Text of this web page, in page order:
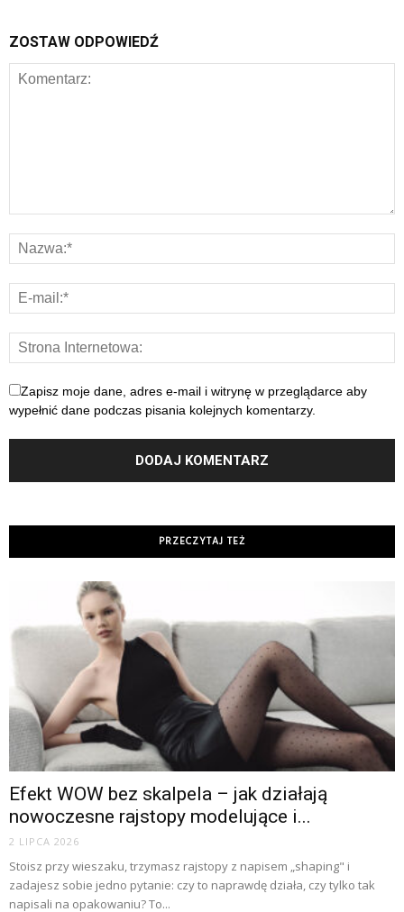
ZOSTAW ODPOWIEDŹ
Zapisz moje dane, adres e-mail i witrynę w przeglądarce aby
wypełnić dane podczas pisania kolejnych komentarzy.
PRZECZYTAJ TEŻ
Efekt WOW bez skalpela – jak działają
nowoczesne rajstopy modelujące i...
2 LIPCA 2026
Stoisz przy wieszaku, trzymasz rajstopy z napisem „shaping" i
zadajesz sobie jedno pytanie: czy to naprawdę działa, czy tylko tak
napisali na opakowaniu? To...